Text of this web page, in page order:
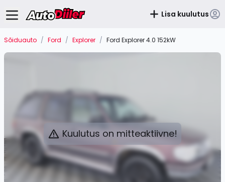
Lisa kuulutus
Sõiduauto / Ford / Explorer / Ford Explorer 4.0 152kW
Kuulutus on mitteaktiivne!